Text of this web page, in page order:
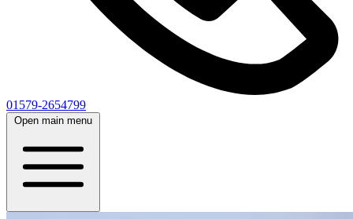
01579-2654799
Open main menu